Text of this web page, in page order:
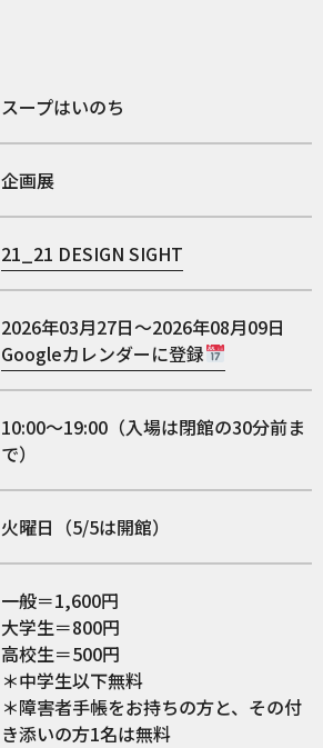
スープはいのち
企画展
21_21 DESIGN SIGHT
2026年03月27日～2026年08月09日
Googleカレンダーに登録
10:00～19:00（入場は閉館の30分前ま
で）
火曜日（5/5は開館）
一般＝1,600円
大学生＝800円
高校生＝500円
＊中学生以下無料
＊障害者手帳をお持ちの方と、その付
き添いの方1名は無料